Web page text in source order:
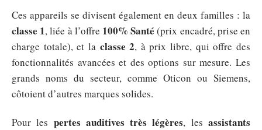
Ces appareils se divisent également en deux familles : la
classe 1, liée à l’offre 100% Santé (prix encadré, prise en
charge totale), et la classe 2, à prix libre, qui offre des
fonctionnalités avancées et des options sur mesure. Les
grands noms du secteur, comme Oticon ou Siemens,
côtoient d’autres marques solides.
Pour les pertes auditives très légères, lesassistants